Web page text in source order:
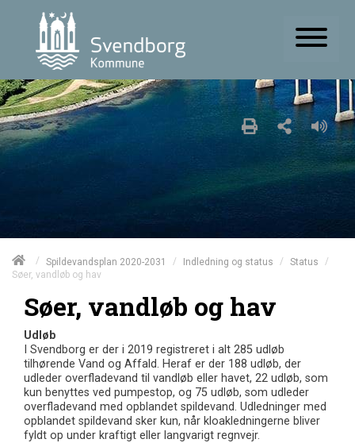
/ Spildevandsplan 2020-2031 / Indledning og status / Status
/
Søer, vandløb og hav
Søer, vandløb og hav
Udløb
I Svendborg er der i 2019 registreret i alt 285 udløb
tilhørende Vand og Affald. Heraf er der 188 udløb, der
udleder overfladevand til vandløb eller havet, 22 udløb, som
kun benyttes ved pumpestop, og 75 udløb, som udleder
overfladevand med opblandet spildevand. Udledninger med
opblandet spildevand sker kun, når kloakledningerne bliver
fyldt op under kraftigt eller langvarigt regnvejr.